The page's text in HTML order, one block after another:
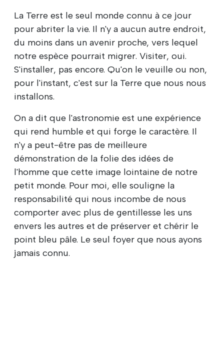
La Terre est le seul monde connu à ce jour
pour abriter la vie. Il n'y a aucun autre endroit,
du moins dans un avenir proche, vers lequel
notre espèce pourrait migrer. Visiter, oui.
S'installer, pas encore. Qu'on le veuille ou non,
pour l'instant, c'est sur la Terre que nous nous
installons.
On a dit que l'astronomie est une expérience
qui rend humble et qui forge le caractère. Il
n'y a peut-être pas de meilleure
démonstration de la folie des idées de
l'homme que cette image lointaine de notre
petit monde. Pour moi, elle souligne la
responsabilité qui nous incombe de nous
comporter avec plus de gentillesse les uns
envers les autres et de préserver et chérir le
point bleu pâle. Le seul foyer que nous ayons
jamais connu.